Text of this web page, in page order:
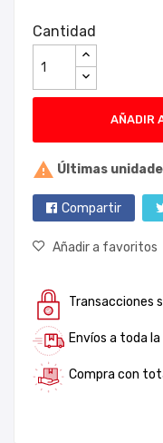
Cantidad
AÑADIR
 Últimas
Compartir
Añadir a favoritos
Transacciones
Envíos a toda la
Compra con